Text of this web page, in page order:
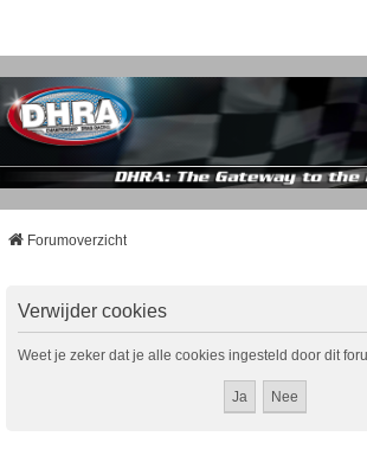
Forumoverzicht
Verwijder cookies
Weet je zeker dat je alle cookies ingesteld door dit